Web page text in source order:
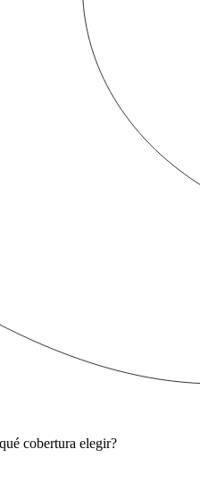
cobertura elegir?